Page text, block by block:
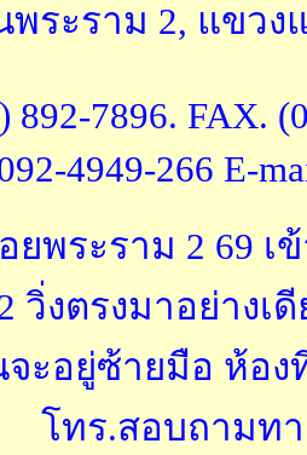
พระราม 2, แขวง
892-7896. FAX.
4949-266 E-
ยพระราม 2 69 เ
วิ่งตรงมาอย่างเ
จะอยู่ซ้ายมือ ห้อง
โทร.สอบถามทา